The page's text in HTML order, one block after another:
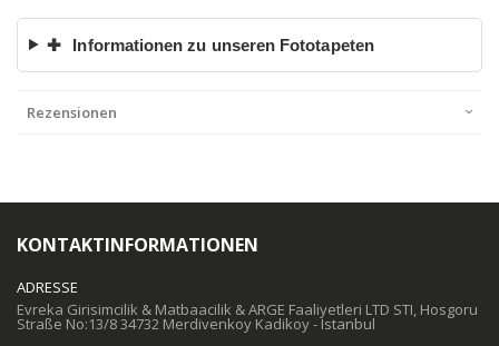
✚ Informationen zu unseren Fototapeten
Rezensionen
KONTAKTINFORMATIONEN
ADRESSE
Evreka Girisimcilik & Matbaacilik & ARGE Faaliyetleri LTD STI, Hosgoru
Straße No:13/8 34732 Merdivenkoy Kadikoy - Istanbul